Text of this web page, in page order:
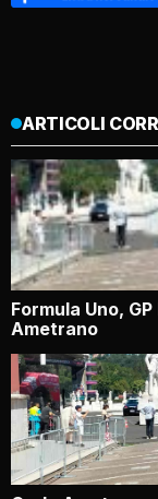
ARTICOLI
Formula Uno,
Ametrano